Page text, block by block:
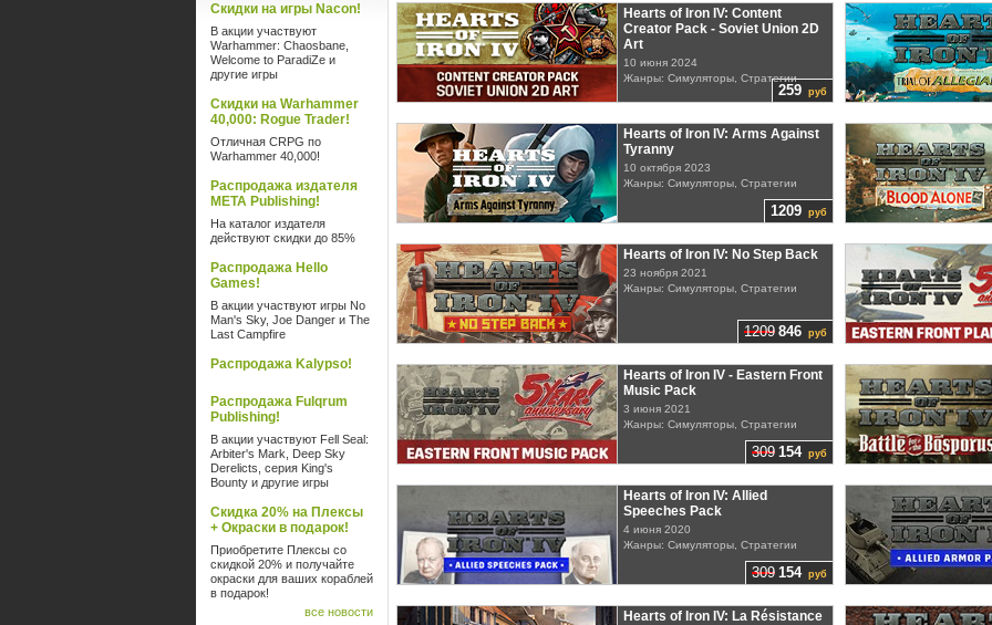
Скидки на игры Nacon!
В акции участвуют
Warhammer: Chaosbane,
Welcome to ParadiZe и
другие игры
Скидки на Warhammer
40,000: Rogue Trader!
Отличная CRPG по
Warhammer 40,000!
Распродажа издателя
META Publishing!
На каталог издателя
действуют скидки до 85%
Распродажа Hello
Games!
В акции участвуют игры No
Man's Sky, Joe Danger и The
Last Campfire
Распродажа Kalypso!
Распродажа Fulqrum
Publishing!
В акции участвуют Fell Seal:
Arbiter's Mark, Deep Sky
Derelicts, серия King's
Bounty и другие игры
Скидка 20% на Плексы
+ Окраски в подарок!
Приобретите Плексы со
скидкой 20% и получайте
окраски для ваших кораблей
в подарок!
все новости
259 руб
Hearts of Iron IV: Content
Creator Pack - Soviet Union 2D
Art
10 июня 2024
Жанры: Симуляторы, Стратегии
1209 руб
Hearts of Iron IV: Arms Against
Tyranny
10 октября 2023
Жанры: Симуляторы, Стратегии
1209 846 руб
Hearts of Iron IV: No Step Back
23 ноября 2021
Жанры: Симуляторы, Стратегии
309 154руб
Hearts of Iron IV - Eastern Front
Music Pack
3 июня 2021
Жанры: Симуляторы, Стратегии
309 154руб
Hearts of Iron IV: Allied
Speeches Pack
4 июня 2020
Жанры: Симуляторы, Стратегии
Hearts of Iron IV: La Résistance